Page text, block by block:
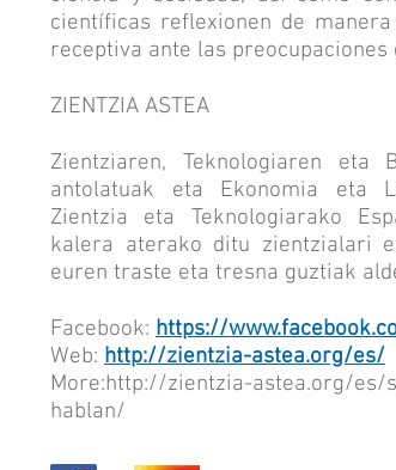
científicas reflexionen de
receptiva ante las preocupaciones
ZIENTZIA ASTEA
Zientziaren, Teknologiaren eta
antolatuak eta Ekonomia eta
Zientzia eta Teknologiarako
kalera aterako ditu zientzialari
euren traste eta tresna guztiak
Facebook: https://
Web: http://zientzia-astea.org/es/
More:http://zientzia-astea.org/es/
hablan/